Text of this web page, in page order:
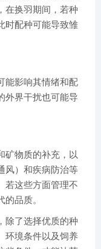
在换羽期间，若种
时配种可能导致雏
能影响其情绪和配
外界干扰也可能导
矿物质的补充，以
风）和疾病防治等
若这些方面管理不
品质。
除了选择优质的种
环境条件以及饲养